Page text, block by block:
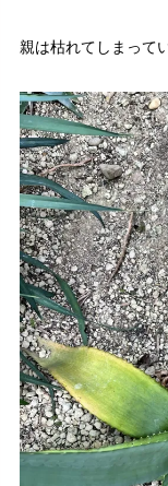
親は枯れてしまって